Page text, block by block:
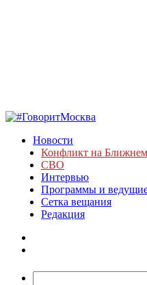
Новости
Конфликт на
СВО
Интервью
Программы и
Сетка вещания
Редакция